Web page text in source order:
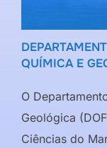
QUÍMICA E
O
Geológica
Ciências do